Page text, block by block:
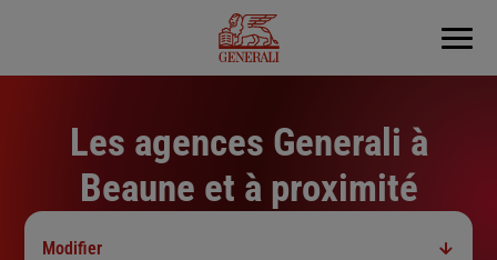
Menu
Les agences Generali à
Beaune et à proximité
Modifier